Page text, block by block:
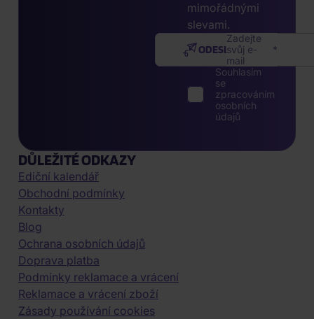
mimořádnými
slevami.
Zadejte
svůj e-
mail
ODESLAT
Souhlasím
se
zpracováním
osobních
údajů
DŮLEŽITÉ ODKAZY
Ediční kalendář
Obchodní podmínky
Kontakty
Blog
Ochrana osobních údajů
Doprava platba
Podmínky reklamace a vrácení
Reklamace a vrácení zboží
Zásady používání cookies